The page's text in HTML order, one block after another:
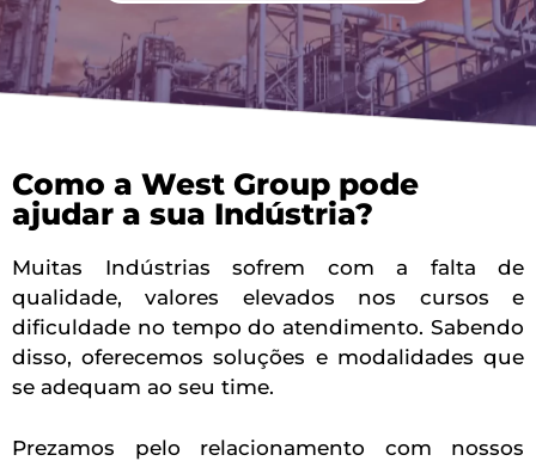
Como a West Group pode
ajudar a sua Indústria?
Muitas Indústrias sofrem com a falta de
qualidade, valores elevados nos cursos e
dificuldade no tempo do atendimento. Sabendo
disso, oferecemos soluções e modalidades que
se adequam ao seu time.
Prezamos pelo relacionamento com nossos